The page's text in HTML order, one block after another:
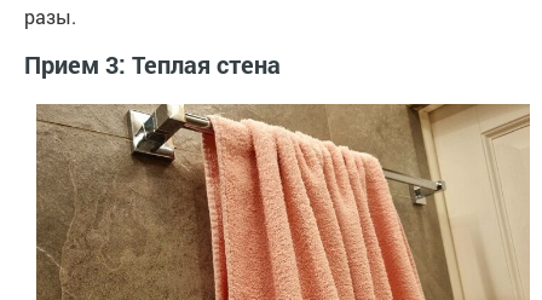
разы.
Прием 3: Теплая стена